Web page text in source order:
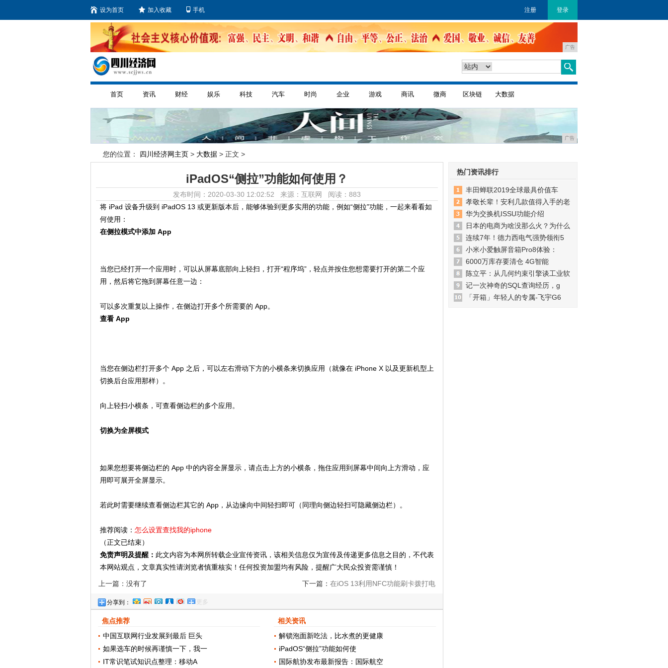
设为首页 加入收藏 手机 注册 登录
广告
首页 资讯 财经 娱乐 科技 汽车 时尚 企业 游戏 商讯 微商 区块链 大数据
广告
您的位置： 四川经济网主页 > 大数据 > 正文 >
iPadOS“侧拉”功能如何使用？
发布时间：2020-03-30 12:02:52 来源：互联网 阅读：883
将 iPad 设备升级到 iPadOS 13 或更新版本后，能够体验到更多实用的功能，例如“侧拉”功能，一起来看看如
何使用：
在侧拉模式中添加 App
当您已经打开一个应用时，可以从屏幕底部向上轻扫，打开“程序坞”，轻点并按住您想需要打开的第二个应
用，然后将它拖到屏幕任意一边：
可以多次重复以上操作，在侧边打开多个所需要的 App。
查看 App
当您在侧边栏打开多个 App 之后，可以左右滑动下方的小横条来切换应用（就像在 iPhone X 以及更新机型上
切换后台应用那样）。
向上轻扫小横条，可查看侧边栏的多个应用。
切换为全屏模式
如果您想要将侧边栏的 App 中的内容全屏显示，请点击上方的小横条，拖住应用到屏幕中间向上方滑动，应
用即可展开全屏显示。
若此时需要继续查看侧边栏其它的 App，从边缘向中间轻扫即可（同理向侧边轻扫可隐藏侧边栏）。
推荐阅读： 怎么设置查找我的iphone
（正文已结束）
免责声明及提醒： 此文内容为本网所转载企业宣传资讯，该相关信息仅为宣传及传递更多信息之目的，不代表
本网站观点，文章真实性请浏览者慎重核实！任何投资加盟均有风险，提醒广大民众投资需谨慎！
上一篇：没有了 下一篇： 在iOS 13利用NFC功能刷卡拨打电
分享到： 更多
焦点推荐
中国互联网行业发展到最后 巨头
如果选车的时候再谨慎一下，我一
IT常识笔试知识点整理：移动A
相关资讯
解锁泡面新吃法，比水煮的更健康
iPadOS“侧拉”功能如何使
国际航协发布最新报告：国际航空
热门资讯排行
丰田蝉联2019全球最具价值车
孝敬长辈！安利几款值得入手的老
华为交换机ISSU功能介绍
日本的电商为啥没那么火？为什么
连续7年！德力西电气强势领衔5
小米小爱触屏音箱Pro8体验：
6000万库存要清仓 4G智能
陈立平：从几何约束引擎谈工业软
记一次神奇的SQL查询经历，g
「开箱」年轻人的专属-飞宇G6